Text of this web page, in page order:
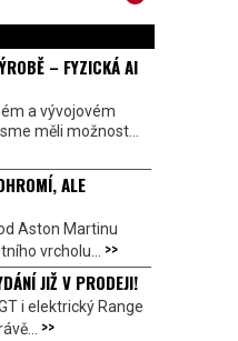
– FYZICKÁ AI
a vývojovém
měli možnost...
ALE
Aston Martinu
vrcholu... >>
JIŽ V PRODEJI!
i elektrický Range
>>